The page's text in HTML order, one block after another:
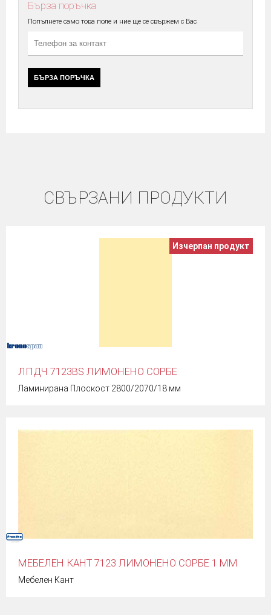
Бърза поръчка
Попълнете само това поле и ние ще се свържем с Вас
БЪРЗА ПОРЪЧКА
СВЪРЗАНИ ПРОДУКТИ
Изчерпан продукт
ЛПДЧ 7123BS ЛИМОНЕНО СОРБЕ
Ламинирана Плоскост 2800/2070/18 мм
МЕБЕЛЕН КАНТ 7123 ЛИМОНЕНО СОРБЕ 1 MM
Мебелен Кант